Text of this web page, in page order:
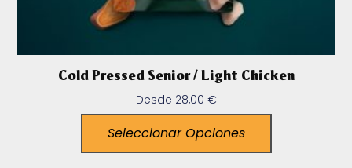
Cold Pressed Senior / Light Chicken
Desde 28,00 €
Seleccionar Opciones